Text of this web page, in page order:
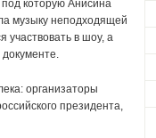
которую Анисина
музыку неподходящей
участвовать в шоу, а
документе.
организаторы
президента,